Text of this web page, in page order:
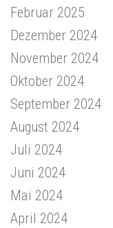
Februar 2025
Dezember 2024
November 2024
Oktober 2024
September 2024
August 2024
Juli 2024
Juni 2024
Mai 2024
April 2024